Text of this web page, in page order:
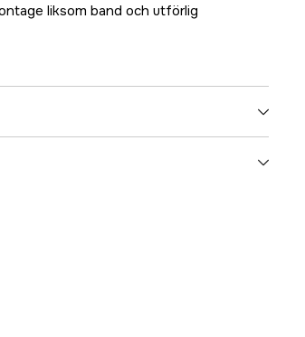
liksom band och utförlig